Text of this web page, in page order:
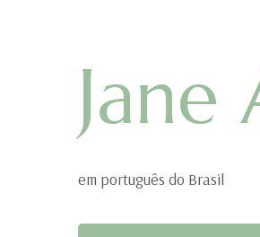
Jane
em português do Brasil